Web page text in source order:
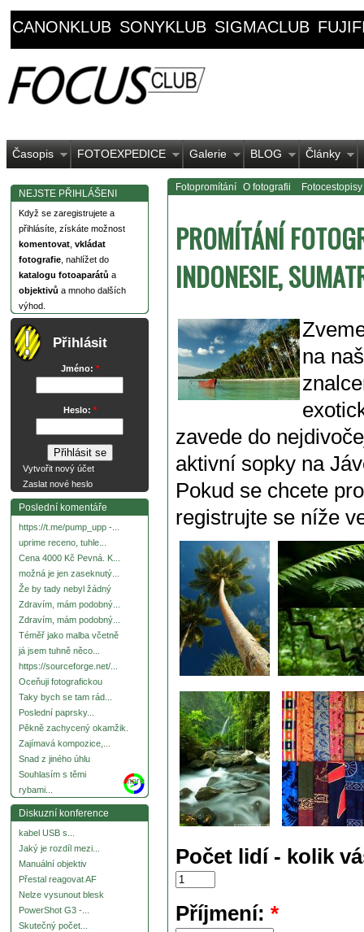
CANONKLUB SONYKLUB SIGMACLUB
Časopis FOTOEXPEDICE Galerie BLOG Články
NEJSTE PŘIHLÁŠENI
Když se zaregistrujete a
přihlásíte, získáte možnost
komentovat vkládat
fotografie , nahlížet do
katalogu fotoaparátů a
objektivů a mnoho dalších
výhod.
Přihlásit
Jméno: *
Heslo: *
Vytvořit nový účet
Zaslat nové heslo
Poslední komentáře
https://t.me/pump_upp -...
uprime receno, tuhle...
Cena 4000 Kč Pevná. K...
možná je jen zaseknutý...
Že by tady nebyl žádný
Zdravím, mám podobný...
Zdravím, mám podobný...
Téměř jako malba včetně
já jsem tuhně něco...
https://sourceforge.net/...
Oceňuji fotografickou
Taky bych se tam rád...
Poslední paprsky...
Pěkně zachycený okamžik.
Zajímavá kompozice,...
Snad z jiného úhlu
Souhlasím s těmi
rybami...
more
Diskuzní konference
kabel USB s...
Jaký je rozdíl mezi...
Manuální objektiv
Přestal reagovat AF
Nelze vysunout blesk
PowerShot G3 -...
Skutečný počet...
Fotopromítání O fotografii Fotocestopisy
PROMÍTÁNÍ
INDONESIE,
na
zavede do
aktivní sopky na
Pokud se chcete
registrujte se níže
Počet lidí - kolik
Příjmení: *